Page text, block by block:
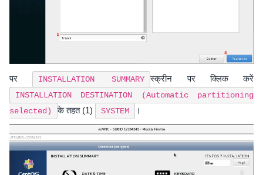
पर INSTALLATION SUMMARY स्क्रीन पर क्लिक करें
INSTALLATION DESTINATION (Automatic partitioning
selected)
के तहत (1) SYSTEM ।